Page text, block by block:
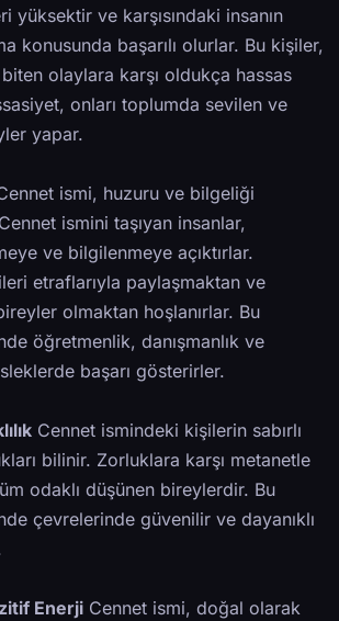
yüksektir ve karşısındaki insanın
konusunda başarılı olurlar. Bu kişiler,
olaylara karşı oldukça hassas
onları toplumda sevilen ve
yapar.
ismi, huzuru ve bilgeliği
ismini taşıyan insanlar,
ve bilgilenmeye açıktırlar.
etraflarıyla paylaşmaktan ve
olmaktan hoşlanırlar. Bu
öğretmenlik, danışmanlık ve
başarı gösterirler.
Cennet ismindeki kişilerin sabırlı
bilinir. Zorluklara karşı metanetle
odaklı düşünen bireylerdir. Bu
çevrelerinde güvenilir ve dayanıklı
Enerji Cennet ismi, doğal olarak